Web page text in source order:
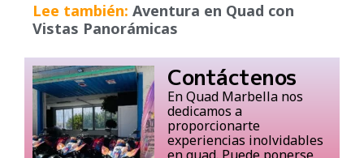
Lee también: Aventura en Quad con
Vistas Panorámicas
Contáctenos
En Quad Marbella nos
dedicamos a
proporcionarte
experiencias inolvidables